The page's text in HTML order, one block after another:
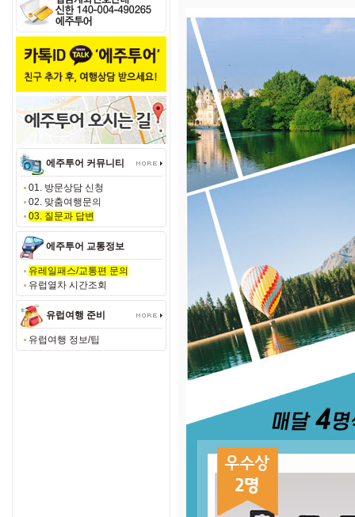
에주투어 커뮤니티
01. 방문상담 신청
02. 맞춤여행문의
03. 질문과 답변
에주투어 교통정보
유레일패스/교통편 문의
유럽열차 시간조회
유럽여행 준비
유럽여행 정보/팁